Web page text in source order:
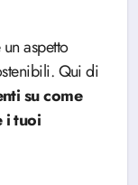
aspetto
Qui di
su come
i tuoi